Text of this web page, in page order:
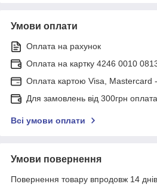
Умови оплати
Оплата на рахунок
Оплата на картку 4246 0010
Оплата картою Visa, Mastercard
Для замовлень від 300грн
Всі умови оплати
Умови повернення
Повернення товару впродовж 14